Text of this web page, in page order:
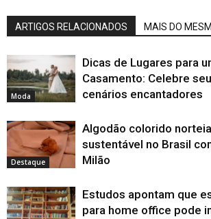
ARTIGOS RELACIONADOS MAIS DO
Moda
Dicas de Lugares para
Casamento: Celebre
cenários encantadores
Destaque
Algodão colorido
sustentável no Brasil
Milão
Estudos apontam que
para home office pode